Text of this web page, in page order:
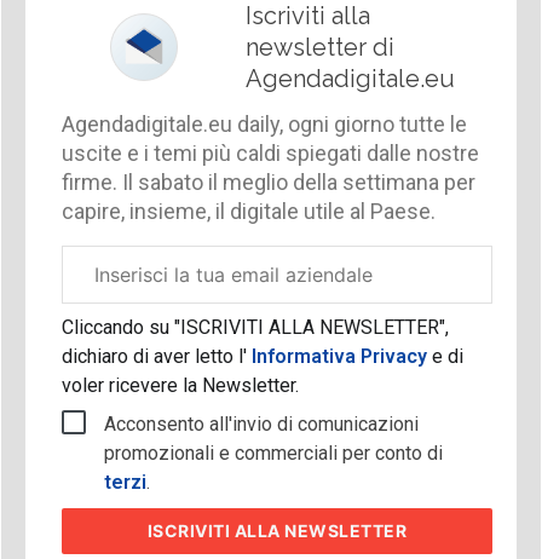
Iscriviti alla
newsletter di
Agendadigitale.eu
Agendadigitale.eu daily, ogni giorno tutte le
uscite e i temi più caldi spiegati dalle nostre
firme. Il sabato il meglio della settimana per
capire, insieme, il digitale utile al Paese.
aziendale
Cliccando su "ISCRIVITI ALLA NEWSLETTER",
dichiaro di aver letto l'Informativa Privacy e di
voler ricevere la Newsletter.
Acconsento all'invio di comunicazioni
promozionali e commerciali per conto di
terzi.
ISCRIVITI ALLA NEWSLETTER